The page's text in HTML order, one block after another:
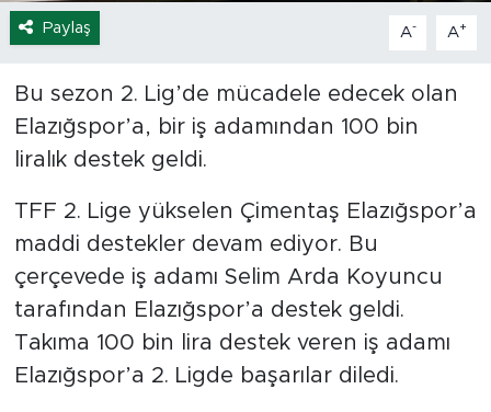
Paylaş A- A+
Bu sezon 2. Lig’de mücadele edecek olan
Elazığspor’a, bir iş adamından 100 bin
liralık destek geldi.
TFF 2. Lige yükselen Çimentaş Elazığspor’a
maddi destekler devam ediyor. Bu
çerçevede iş adamı Selim Arda Koyuncu
tarafından Elazığspor’a destek geldi.
Takıma 100 bin lira destek veren iş adamı
Elazığspor’a 2. Ligde başarılar diledi.
Ekonomi
Hava Durumu
Tavz Der
Bingöl Kaza Haberleri